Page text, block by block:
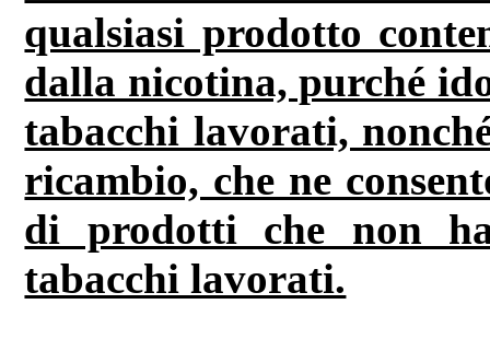
qualsiasi prodotto
dalla nicotina, purché
tabacchi lavorati,
ricambio, che ne
di prodotti che non
tabacchi lavorati.